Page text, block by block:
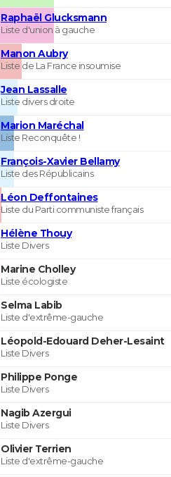
Raphaël Glucksmann
Liste d'union à gauche
Manon Aubry
Liste de La France insoumise
Jean Lassalle
Liste divers droite
Marion Maréchal
Liste Reconquête !
François-Xavier Bellamy
Liste des Républicains
Léon Deffontaines
Liste du Parti communiste français
Hélène Thouy
Liste Divers
Marine Cholley
Liste écologiste
Selma Labib
Liste d'extrême-gauche
Léopold-Edouard Deher-Lesaint
Liste Divers
Philippe Ponge
Liste Divers
Nagib Azergui
Liste Divers
Olivier Terrien
Liste d'extrême-gauche